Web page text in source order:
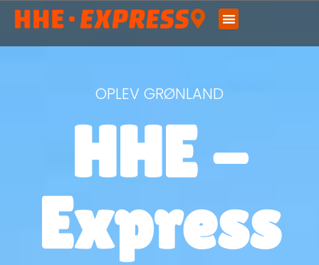
OPLEV GRØNLAND
HHE -
Express